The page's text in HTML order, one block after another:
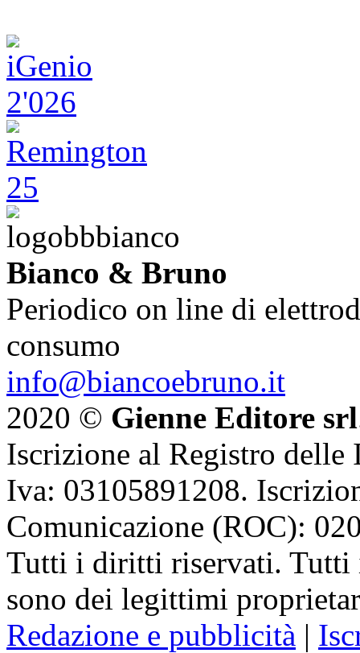
Bianco & Bruno
Periodico on line di
consumo
info@biancoebruno.it
2020 © Gienne Editore srl
Iscrizione al Registro delle
Iva: 03105891208.
Comunicazione (ROC):
Tutti i diritti riservati. Tutti
sono dei legittimi
Redazione e pubblicità |